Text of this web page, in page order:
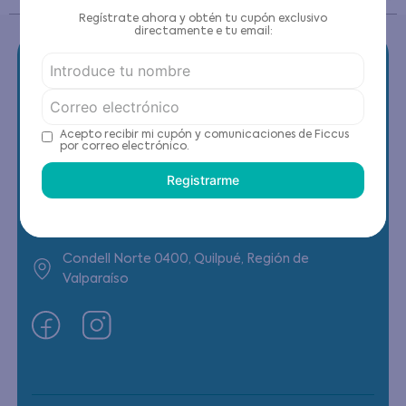
Contáctanos
(22) 6178818 - Compras Internet
Condell Norte 0400, Quilpué, Región de
Valparaíso
Regístrate ahora y obtén tu cupón exclusivo
directamente e tu email:
Acepto recibir mi cupón y comunicaciones de Ficcus
por correo electrónico.
Registrarme